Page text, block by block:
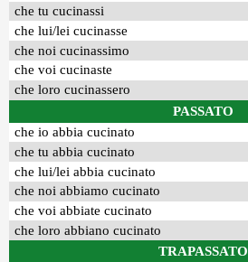
che tu cucinassi
che lui/lei cucinasse
che noi cucinassimo
che voi cucinaste
che loro cucinassero
PASSATO
che io abbia cucinato
che tu abbia cucinato
che lui/lei abbia cucinato
che noi abbiamo cucinato
che voi abbiate cucinato
che loro abbiano cucinato
TRAPASSATO